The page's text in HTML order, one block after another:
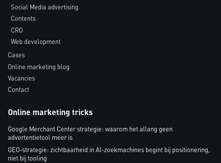
Social Media advertising
Contents
CRO
Web development
Cases
Online marketing blog
Vacancies
Contact
Online marketing tricks
Google Merchant Center strategie: waarom het allang geen
advertentietool meer is
GEO-strategie: zichtbaarheid in AI-zoekmachines begint bij positionering,
niet bij tooling